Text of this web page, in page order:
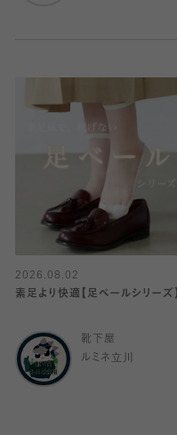
2026.08.02
素足より快適【足ベールシリーズ】
靴下屋
ルミネ立川